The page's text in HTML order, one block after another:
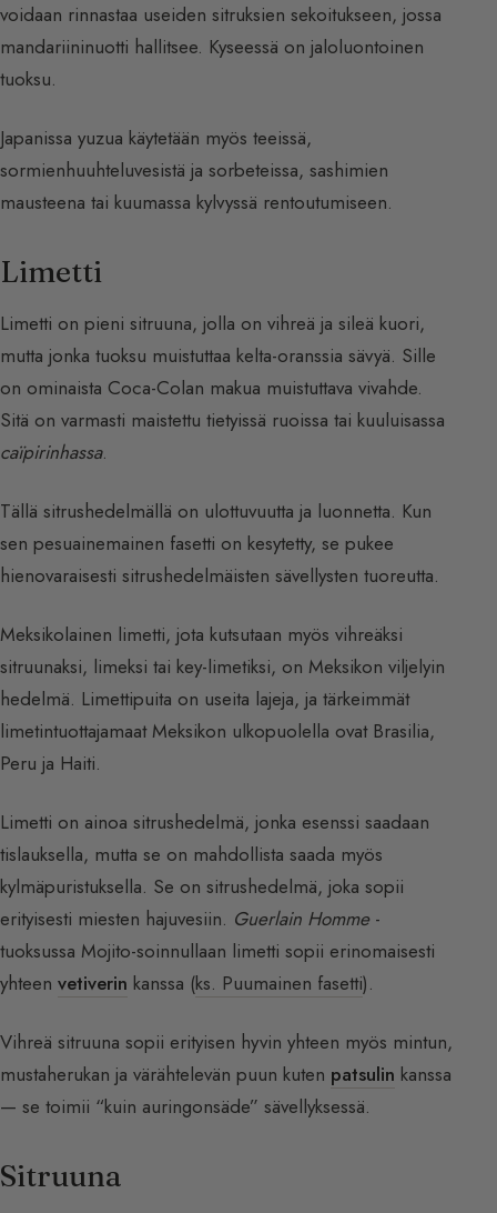
voidaan rinnastaa useiden sitruksien sekoitukseen, jossa
mandariininuotti hallitsee. Kyseessä on jaloluontoinen
tuoksu.
Japanissa yuzua käytetään myös teeissä,
sormienhuuhteluvesistä ja sorbeteissa, sashimien
mausteena tai kuumassa kylvyssä rentoutumiseen.
Limetti
Limetti on pieni sitruuna, jolla on vihreä ja sileä kuori,
mutta jonka tuoksu muistuttaa kelta-oranssia sävyä. Sille
on ominaista Coca-Colan makua muistuttava vivahde.
Sitä on varmasti maistettu tietyissä ruoissa tai kuuluisassa
caïpirinhassa.
Tällä sitrushedelmällä on ulottuvuutta ja luonnetta. Kun
sen pesuainemainen fasetti on kesytetty, se pukee
hienovaraisesti sitrushedelmäisten sävellysten tuoreutta.
Meksikolainen limetti, jota kutsutaan myös vihreäksi
sitruunaksi, limeksi tai key-limetiksi, on Meksikon viljelyin
hedelmä. Limettipuita on useita lajeja, ja tärkeimmät
limetintuottajamaat Meksikon ulkopuolella ovat Brasilia,
Peru ja Haiti.
Limetti on ainoa sitrushedelmä, jonka esenssi saadaan
tislauksella, mutta se on mahdollista saada myös
kylmäpuristuksella. Se on sitrushedelmä, joka sopii
erityisesti miesten hajuvesiin. Guerlain Homme-
tuoksussa Mojito-soinnullaan limetti sopii erinomaisesti
yhteen vetiverin kanssa (ks. Puumainen fasetti).
Vihreä sitruuna sopii erityisen hyvin yhteen myös mintun,
mustaherukan ja värähtelevän puun kuten patsulin kanssa
— se toimii “kuin auringonsäde” sävellyksessä.
Sitruuna